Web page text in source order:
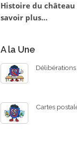
Histoire du
savoir plus…
A la Une
Cartes